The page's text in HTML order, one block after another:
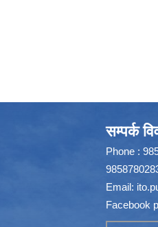
सम्पर्क
Phone :
Email:
Facebook